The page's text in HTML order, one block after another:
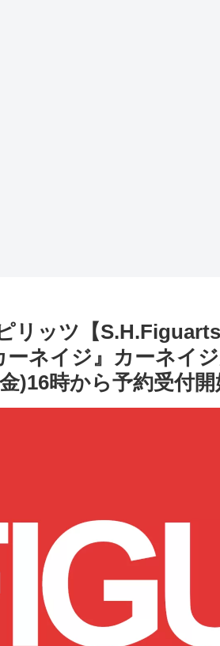
リッツ【
ーネイジ』カーネイ
)16時から予約受付開